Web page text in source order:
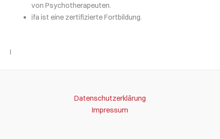
von Psychotherapeuten.
ifa ist eine zertifizierte Fortbildung.
I
Datenschutzerklärung
Impressum